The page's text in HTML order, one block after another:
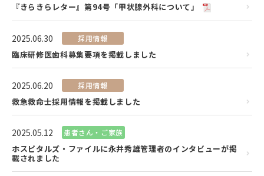
『きらきらレター』第94号「甲状腺外科について」
2025.06.30 採用情報
臨床研修医歯科募集要項を掲載しました
2025.06.20 採用情報
救急救命士採用情報を掲載しました
2025.05.12 患者さん・ご家族
ホスピタルズ・ファイルに永井秀雄管理者のインタビューが掲
載されました